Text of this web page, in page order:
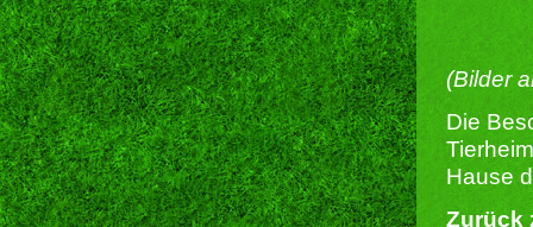
(Bilder
Die
Hause
Zurück